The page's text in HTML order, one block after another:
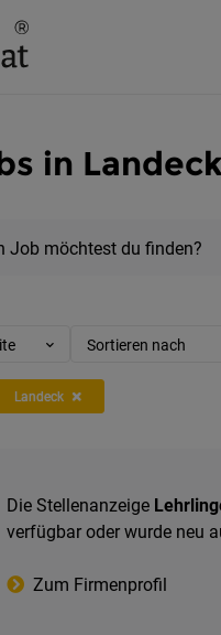
in
Job möchtest du finden?
Sortieren nach
Landeck
Die Stellenanzeige
verfügbar oder wurde neu
Zum Firmenprofil